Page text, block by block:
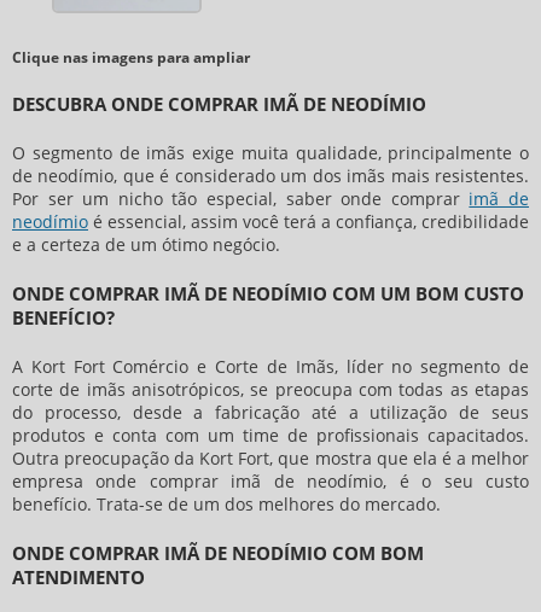
Clique nas imagens para ampliar
DESCUBRA ONDE COMPRAR IMÃ DE NEODÍMIO
O segmento de imãs exige muita qualidade, principalmente o
de neodímio, que é considerado um dos imãs mais resistentes.
Por ser um nicho tão especial, saberonde comprar imã de
neodímio é essencial, assim você terá a confiança, credibilidade
e a certeza de um ótimo negócio.
ONDE COMPRAR IMÃ DE NEODÍMIO COM UM BOM CUSTO
BENEFÍCIO?
A Kort Fort Comércio e Corte de Imãs, líder no segmento de
corte de imãs anisotrópicos, se preocupa com todas as etapas
do processo, desde a fabricação até a utilização de seus
produtos e conta com um time de profissionais capacitados.
Outra preocupação da Kort Fort, que mostra que ela é a melhor
empresaonde comprar imã de neodímio, é o seu custo
benefício. Trata-se de um dos melhores do mercado.
ONDE COMPRAR IMÃ DE NEODÍMIO COM BOM
ATENDIMENTO